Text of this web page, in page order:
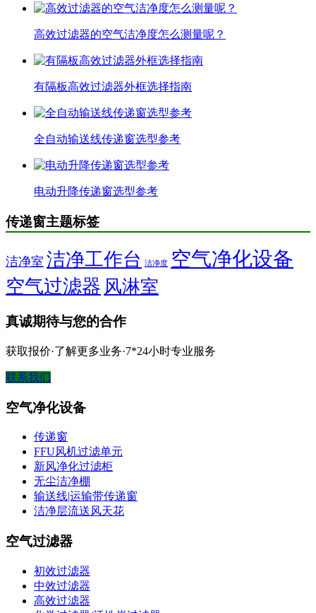
高效过滤器的空气洁净度怎么测量呢？
有隔板高效过滤器外框选择指南
全自动输送线传递窗选型参考
电动升降传递窗选型参考
传递窗主题标签
洁净室 洁净工作台 洁净度 空气净化设备
空气过滤器 风淋室
真诚期待与您的合作
获取报价·了解更多业务·7*24小时专业服务
联系我们
空气净化设备
传递窗
FFU风机过滤单元
新风净化过滤柜
无尘洁净棚
输送线|运输带传递窗
洁净层流送风天花
空气过滤器
初效过滤器
中效过滤器
高效过滤器